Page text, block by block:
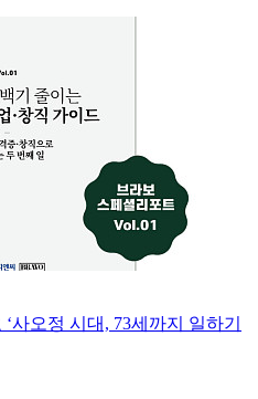
사오정 시대, 73세까지 일하기